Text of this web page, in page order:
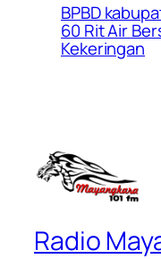
BPBD
60 Rit Air
Kekeringan
Radio